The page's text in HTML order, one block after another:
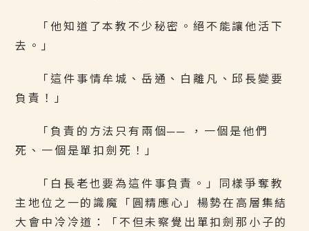
「他知道了本教不少秘密。絕不能讓他活下
去。」
「這件事情牟城、岳通、白離凡、邱長變要
負責！」
「負責的方法只有兩個── ，一個是他們
死、一個是單扣劍死！」
「白長老也要為這件事負責。」同樣爭奪教
主地位之一的識魔「圓精應心」楊勢在高層集結
大會中冷冷道：「不但未察覺出單扣劍那小子的